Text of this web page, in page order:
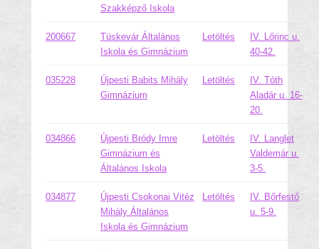
Szakképző Iskola
200667
Tüskevár Általános
Iskola és Gimnázium
Letöltés
IV. Lőrinc u.
40-42.
035228
Újpesti Babits Mihály
Gimnázium
Letöltés
IV. Tóth
Aladár u. 16-
20.
034866
Újpesti Bródy Imre
Gimnázium és
Általános Iskola
Letöltés
IV. Langlet
Valdemár u.
3-5.
034877
Újpesti Csokonai Vitéz
Mihály Általános
Iskola és Gimnázium
Letöltés
IV. Bőrfestő
u. 5-9.